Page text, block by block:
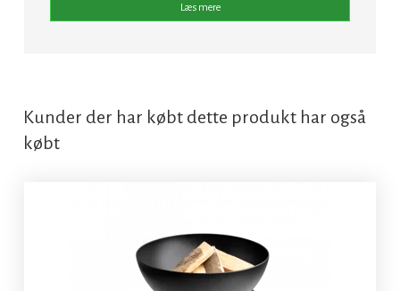
Læs mere
Kunder der har købt dette produkt har også
købt